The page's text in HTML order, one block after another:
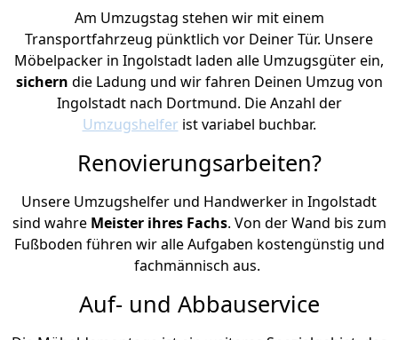
Am Umzugstag stehen wir mit einem
Transportfahrzeug pünktlich vor Deiner Tür. Unsere
Möbelpacker in Ingolstadt laden alle Umzugsgüter ein,
sichern die Ladung und wir fahren Deinen Umzug von
Ingolstadt nach Dortmund. Die Anzahl der
Umzugshelfer ist variabel buchbar.
Renovierungsarbeiten?
Unsere Umzugshelfer und Handwerker in Ingolstadt
sind wahre Meister ihres Fachs. Von der Wand bis zum
Fußboden führen wir alle Aufgaben kostengünstig und
fachmännisch aus.
Auf- und Abbauservice